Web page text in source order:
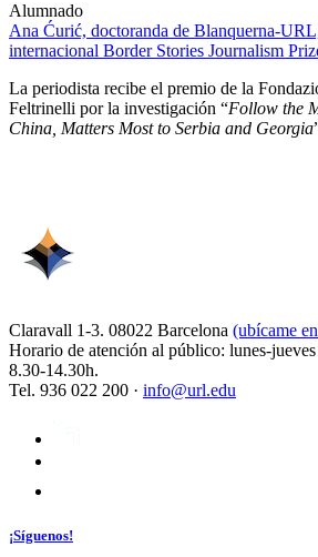
Alumnado
Ana Ćurić, doctoranda de Blanquerna-
internacional Border Stories Journalism
La periodista recibe el premio de la
Feltrinelli por la investigación “Follow the
China, Matters Most to Serbia and Georgia
Claravall 1-3. 08022 Barcelona (ubícame
Horario de atención al público: lunes-
8.30-14.30h.
Tel. 936 022 200 · info@url.edu
¡Síguenos!